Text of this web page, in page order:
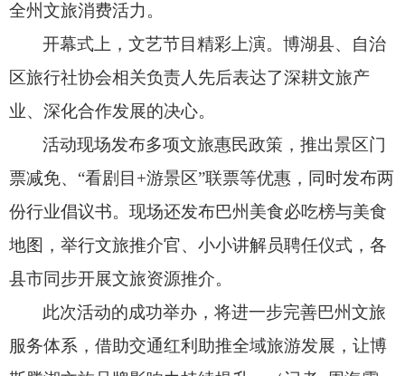
全州文旅消费活力。
开幕式上，文艺节目精彩上演。博湖县、 自治
区旅行社协会相关负责人先后表达了深耕文旅产
业、 深化合作发展的决心。
活动现场发布多项文旅惠民政策，推出景区门
票减免、 “看剧目+游景区”联票等优惠， 同时发布两
份行业倡议书。 现场还发布巴州美食必吃榜与美食
地图， 举行文旅推介官、 小小讲解员聘任仪式， 各
县市同步开展文旅资源推介。
此次活动的成功举办，将进一步完善巴州文旅
服务体系， 借助交通红利助推全域旅游发展， 让博